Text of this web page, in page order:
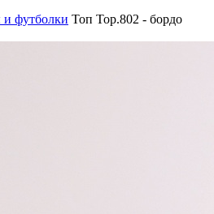
футболки Топ Top.802 - бордо